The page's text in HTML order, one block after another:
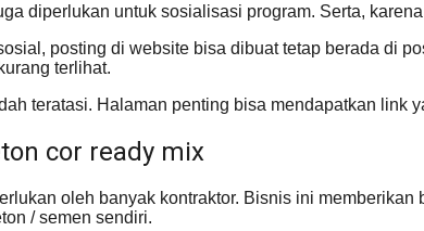
diperlukan untuk sosialisasi program. Serta,
posting di website bisa dibuat tetap berada di
terlihat.
teratasi. Halaman penting bisa mendapatkan link
cor ready mix
oleh banyak kontraktor. Bisnis ini
/ semen sendiri.